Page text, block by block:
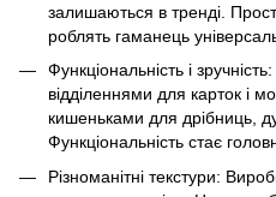
залишаються в тренді.
роблять гаманець
Функціональність і
відділеннями для карток і
кишеньками для дрібниць,
Функціональність стає
Різноманітні текстури: